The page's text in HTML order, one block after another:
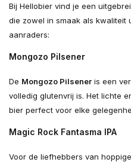
Bij Hellobier vind je een
die zowel in smaak als kwaliteit
aanraders:
Mongozo Pilsener
De Mongozo Pilsener is een
volledig glutenvrij is. Het lichte
bier perfect voor elke
Magic Rock Fantasma IPA
Voor de liefhebbers van